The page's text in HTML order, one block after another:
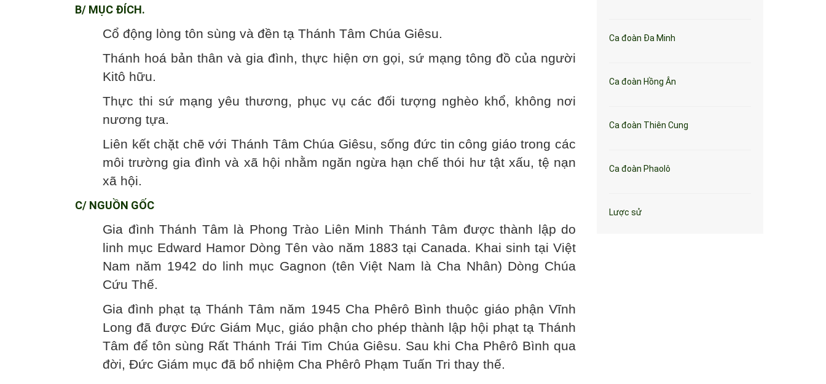
B/ MỤC ĐÍCH.
Cổ động lòng tôn sùng và đền tạ Thánh Tâm Chúa Giêsu.
Thánh hoá bản thân và gia đình, thực hiện ơn gọi, sứ mạng tông đồ của người
Kitô hữu.
Thực thi sứ mạng yêu thương, phục vụ các đối tượng nghèo khổ, không nơi
nương tựa.
Liên kết chặt chẽ với Thánh Tâm Chúa Giêsu, sống đức tin công giáo trong các
môi trường gia đình và xã hội nhằm ngăn ngừa hạn chế thói hư tật xấu, tệ nạn
xã hội.
C/ NGUỒN GỐC
Gia đình Thánh Tâm là Phong Trào Liên Minh Thánh Tâm được thành lập do
linh mục Edward Hamor Dòng Tên vào năm 1883 tại Canada. Khai sinh tại Việt
Nam năm 1942 do linh mục Gagnon (tên Việt Nam là Cha Nhân) Dòng Chúa
Cứu Thế.
Gia đình phạt tạ Thánh Tâm năm 1945 Cha Phêrô Bình thuộc giáo phận Vĩnh
Long đã được Đức Giám Mục, giáo phận cho phép thành lập hội phạt tạ Thánh
Tâm để tôn sùng Rất Thánh Trái Tim Chúa Giêsu. Sau khi Cha Phêrô Bình qua
đời, Đức Giám mục đã bổ nhiệm Cha Phêrô Phạm Tuấn Tri thay thế.
Ca đoàn Đa Minh
Ca đoàn Hồng Ân
Ca đoàn Thiên Cung
Ca đoàn Phaolô
Lược sử